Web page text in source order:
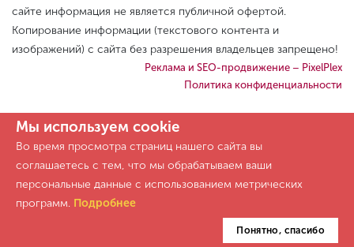
сайте информация не является публичной офертой.
Копирование информации (текстового контента и
изображений) с сайта без разрешения владельцев запрещено!
Реклама и SEO-продвижение – PixelPlex
Политика конфиденциальности
Мы используем cookie
Во время просмотра страниц нашего сайта вы
соглашаетесь с тем, что мы обрабатываем ваши
персональные данные с использованием метрических
программ. Подробнее
Понятно, спасибо